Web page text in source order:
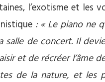
l’exotisme et les
: « Le piano ne
de concert. Il
et de récréer l’âme
de la nature, et les